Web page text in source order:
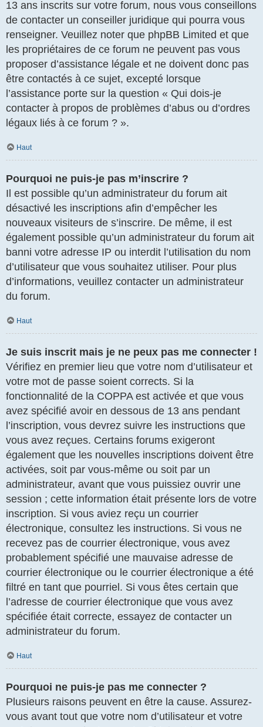
13 ans inscrits sur votre forum, nous vous conseillons
de contacter un conseiller juridique qui pourra vous
renseigner. Veuillez noter que phpBB Limited et que
les propriétaires de ce forum ne peuvent pas vous
proposer d’assistance légale et ne doivent donc pas
être contactés à ce sujet, excepté lorsque
l’assistance porte sur la question « Qui dois-je
contacter à propos de problèmes d’abus ou d’ordres
légaux liés à ce forum ? ».
Haut
Pourquoi ne puis-je pas m’inscrire ?
Il est possible qu’un administrateur du forum ait
désactivé les inscriptions afin d’empêcher les
nouveaux visiteurs de s’inscrire. De même, il est
également possible qu’un administrateur du forum ait
banni votre adresse IP ou interdit l’utilisation du nom
d’utilisateur que vous souhaitez utiliser. Pour plus
d’informations, veuillez contacter un administrateur
du forum.
Haut
Je suis inscrit mais je ne peux pas me connecter !
Vérifiez en premier lieu que votre nom d’utilisateur et
votre mot de passe soient corrects. Si la
fonctionnalité de la COPPA est activée et que vous
avez spécifié avoir en dessous de 13 ans pendant
l’inscription, vous devrez suivre les instructions que
vous avez reçues. Certains forums exigeront
également que les nouvelles inscriptions doivent être
activées, soit par vous-même ou soit par un
administrateur, avant que vous puissiez ouvrir une
session ; cette information était présente lors de votre
inscription. Si vous aviez reçu un courrier
électronique, consultez les instructions. Si vous ne
recevez pas de courrier électronique, vous avez
probablement spécifié une mauvaise adresse de
courrier électronique ou le courrier électronique a été
filtré en tant que pourriel. Si vous êtes certain que
l’adresse de courrier électronique que vous avez
spécifiée était correcte, essayez de contacter un
administrateur du forum.
Haut
Pourquoi ne puis-je pas me connecter ?
Plusieurs raisons peuvent en être la cause. Assurez-
vous avant tout que votre nom d’utilisateur et votre